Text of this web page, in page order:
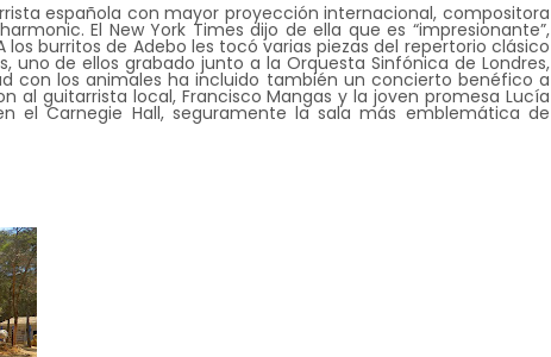
española con mayor proyección internacional, compositora
El New York Times dijo de ella que es “impresionante”,
burritos de Adebo les tocó varias piezas del repertorio clásico
uno de ellos grabado junto a la Orquesta Sinfónica de Londres,
con los animales ha incluido también un concierto benéfico a
al guitarrista local, Francisco Mangas y la joven promesa Lucía
el Carnegie Hall, seguramente la sala más emblemática de